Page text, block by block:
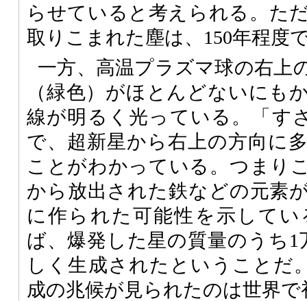
らせていると考えられる。た
取りこまれた塵は、150年程度
一方、高温プラズマ球の右上
（緑色）がほとんどないにも
線が明るく光っている。「す
で、超新星から右上の方向に
ことがわかっている。つまり
から放出された鉄などの元素
に作られた可能性を示して
ば、爆発した星の質量のうち
しく生成されたということだ
成の兆候が見られたのは世界